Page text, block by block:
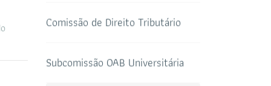
CORONAVIRUS AO ADVOGADO
Subcomissão OAB Universitária
Comissão de Direito da Energia